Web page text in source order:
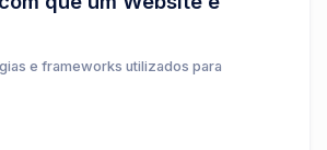
e frameworks utilizados para